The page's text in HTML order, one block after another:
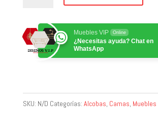
con
cajón
cantidad
Muebles VIP Online
¿Necesitas ayuda? Chat en
WhatsApp
SKU: N/D Categorías: Alcobas, Camas, Muebles